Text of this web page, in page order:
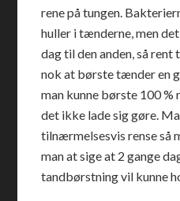
rene på tungen.
huller i tænderne, men
dag til den anden, så
nok at børste tænder en
man kunne børste 100 %
det ikke lade sig gøre.
tilnærmelsesvis rense så
man at sige at 2 gange
tandbørstning vil kunne